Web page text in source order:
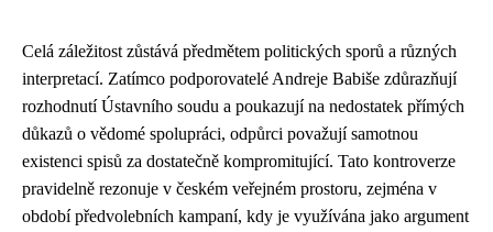
Celá záležitost zůstává předmětem politických sporů a různých
interpretací. Zatímco podporovatelé Andreje Babiše zdůrazňují
rozhodnutí Ústavního soudu a poukazují na nedostatek přímých
důkazů o vědomé spolupráci, odpůrci považují samotnou
existenci spisů za dostatečně kompromitující. Tato kontroverze
pravidelně rezonuje v českém veřejném prostoru, zejména v
období předvolebních kampaní, kdy je využívána jako argument